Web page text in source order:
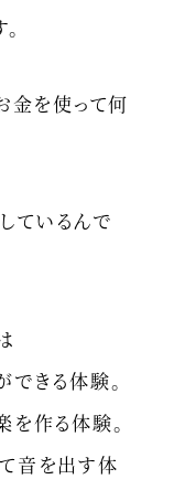
金を使って何
ているんで
きる体験。
を作る体験。
音を出す体